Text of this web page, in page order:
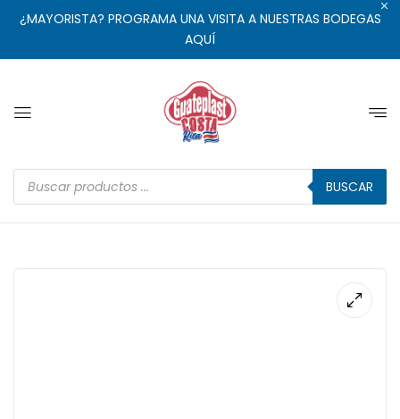
¿MAYORISTA? PROGRAMA UNA VISITA A NUESTRAS BODEGAS
AQUÍ
BUSCAR